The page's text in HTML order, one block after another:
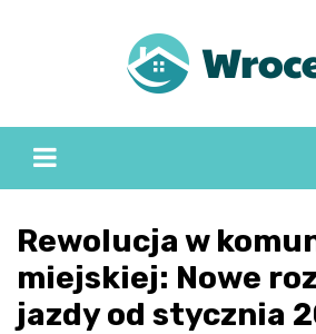
Rewolucja w
miejskiej: Nowe
jazdy od stycznia